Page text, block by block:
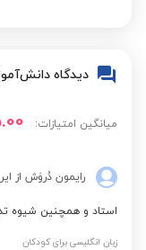
زبان انگلیسی فشرده
آزمون دولینگو
دیدگاه
میانگین امتیازات:
رایمون دُروَش از
استاد و همچنین شیوه
زبان انگلیسی برای کودکان